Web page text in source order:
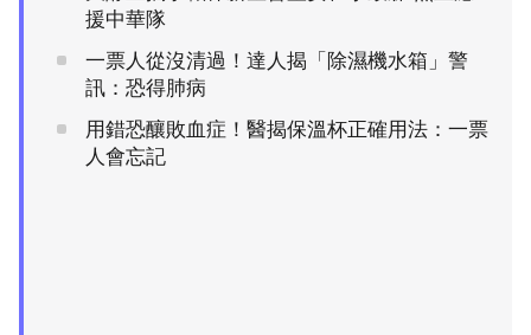
援中華隊
一票人從沒清過！達人揭「除濕機水箱」警
訊：恐得肺病
用錯恐釀敗血症！醫揭保溫杯正確用法：一票
人會忘記